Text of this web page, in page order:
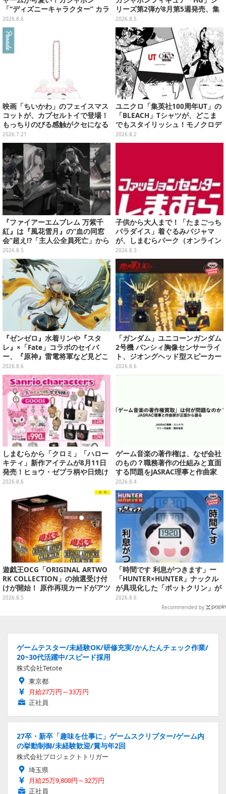
「“ディズニーキャラクター” カラ
フルマルチチャーム」が発売
2026.8.6
リーズ第2弾が8月第5週発売、集
めて並べたくなるクオリティ
2026.8.5
映画「ちいかわ」のフェイスマス
コットが、カプセルトイで登場！
もっちりのびる感触がクセになる
ハチワレ、セイレーンなど全5種
2026.7.21
ユニクロ「集英社100周年UT」の
「BLEACH」Tシャツが、どこま
でもスタイリッシュ！モノクロデ
ザインもクール
2026.8.2
『ファイアーエムブレム 万紫千
紅』は『風花雪月』の“血の同窓
会”超え!?「主人公全員死亡」から
始まる物語は、様々なシリーズ作
を想起させる
2026.8.5
子供から大人まで！「たまごっち
パラダイス」着ぐるみパジャマ
が、しまむらパーク（オンライン
ストア）にて受注生産
2026.8.3
『ゼンゼロ』水着リンや『スタ
レ』×「Fate」コラボのセイバ
ー、『原神』雷電将軍など見どこ
ろ満載！「ワンフェス」に出展の
「HoYoverse」関連フィギュアを
ご紹介【WF2026】
2026.8.6
「ガンダム」ユニコーンガンダム
2号機 バンシィ胸像センサーライ
ト、ジオングヘッド型スピーカー
が順次プライズ展開！
2026.8.6
しまむらから「クロミ」「ハロー
キティ」新作アイテムが8月11日
発売！ヒョウ・ゼブラ柄や日焼け
デザインの可愛い雑貨・アパレル
2026.8.6
ゲーム音楽の著作権は、なぜ会社
のもの？職務著作の仕組みと直面
する問題をJASRAC理事と作曲家
が徹底解説【CEDEC 2026】
2026.8.4
遊戯王OCG「ORIGINAL ARTWO
RK COLLECTION」の抽選受け付
けが開始！ 原作再現カードがアツ
いスペシャルパック
2026.8.5
「時間です 利息がつきます」ー
「HUNTER×HUNTER」ナックル
が具現化した「ポットクリン」が
貯金箱としてプライズ展開
2026.8.6
Recommended by
ゲームテスター/未経験OK/研修充実/かんたんチェック作業/
20~30代活躍中/スピード採用
株式会社Tetote
東京都
月給27万円～33万円
正社員
27卒・新卒「趣味を仕事に」ゲームスクリプター/ゲーム内
の挙動制御/未経験歓迎/賞与年2回
株式会社プロジェクトトリガー
埼玉県
月給25万9,800円～32万円
正社員